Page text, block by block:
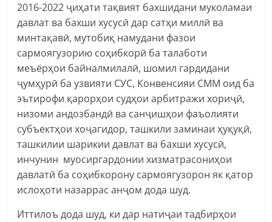
2016-2022 ҷиҳати тақвият бахшидани муколамаи
давлат ва бахши хусусӣ дар сатҳи миллӣ ва
минтақавӣ, мутобиқ намудани фазои
сармоягузорию соҳибкорӣ ба талаботи
меъёрҳои байналмилалӣ, шомил гардидани
ҷумҳурӣ ба узвияти СУС, Конвенсияи СММ оид ба
эътирофи қарорҳои судҳои арбитражи хориҷӣ,
низоми андозбандӣ ва санҷишҳои фаъолияти
субъектҳои хоҷагидор, ташкили заминаи ҳуқуқӣ,
ташкилии шарикии давлат ва бахши хусусӣ,
инчунин муосиргардонии хизматрасониҳои
давлатӣ ба соҳибкорону сармоягузорон як қатор
ислоҳоти назаррас анҷом дода шуд.
Иттилоъ дода шуд, ки дар натиҷаи тадбирҳои